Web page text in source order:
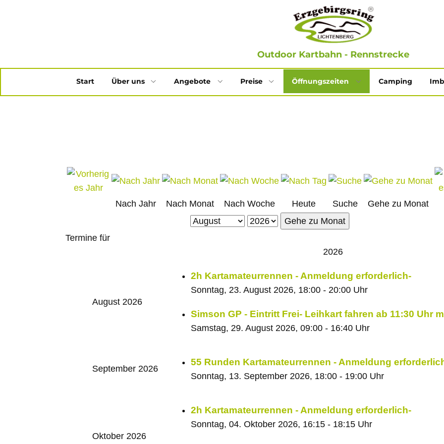
Outdoor Kartbahn - Rennstrecke
Start Über uns Angebote Preise Öffnungszeiten Camping
Nach Jahr Nach Monat Nach Woche Heute Suche
Gehe zu Monat
Gehe zu Monat
Termine für
2026
August 2026
2h Kartamateurrennen - Anmeldung erforderlich-
Sonntag, 23. August 2026, 18:00 - 20:00 Uhr
Simson GP - Eintritt Frei- Leihkart fahren ab 11:30 Uhr
Samstag, 29. August 2026, 09:00 - 16:40 Uhr
September 2026
55 Runden Kartamateurrennen - Anmeldung
Sonntag, 13. September 2026, 18:00 - 19:00 Uhr
Oktober 2026
2h Kartamateurrennen - Anmeldung erforderlich-
Sonntag, 04. Oktober 2026, 16:15 - 18:15 Uhr